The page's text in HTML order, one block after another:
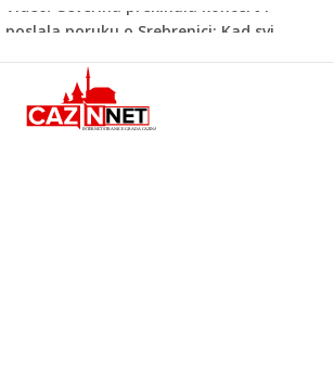
Na Ahiret preselio RAMIĆ (SAFETA) SENAD
BMW sa slovenskim tablicama završio u
rasvjetnom stubu
Evo gdje i kada nestaje struja u Krajini